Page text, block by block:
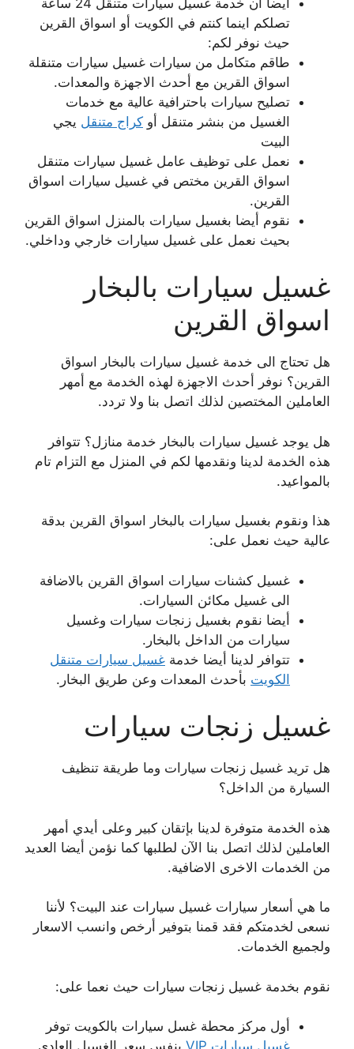
تصلكم اينما كنتم في الكويت أو اسواق القرين
حيث نوفر لكم:
طاقم متكامل من سيارات غسيل سيارات متنقلة
اسواق القرين مع أحدث الاجهزة والمعدات.
تصليح سيارات باحترافية عالية مع خدمات
الغسيل من بنشر متنقل أو كراج متنقل يجي
البيت
نعمل على توظيف عامل غسيل سيارات متنقل
اسواق القرين مختص في غسيل سيارات اسواق
القرين.
نقوم أيضا بغسيل سيارات بالمنزل اسواق القرين
بحيث نعمل على غسيل سيارات خارجي وداخلي.
غسيل سيارات بالبخار
اسواق القرين
هل تحتاج الى خدمة غسيل سيارات بالبخار اسواق
القرين؟ نوفر أحدث الاجهزة لهذه الخدمة مع أمهر
العاملين المختصين لذلك اتصل بنا ولا تردد.
هل يوجد غسيل سيارات بالبخار خدمة منازل؟ تتوافر
هذه الخدمة لدينا ونقدمها لكم في المنزل مع التزام تام
بالمواعيد.
هذا ونقوم بغسيل سيارات بالبخار اسواق القرين بدقة
عالية حيث نعمل على:
غسيل كشنات سيارات اسواق القرين بالاضافة
الى غسيل مكائن السيارات.
أيضا نقوم بغسيل زنجات سيارات وغسيل
سيارات من الداخل بالبخار.
تتوافر لدينا أيضا خدمة غسيل سيارات متنقل
الكويت بأحدث المعدات وعن طريق البخار.
غسيل زنجات سيارات
هل تريد غسيل زنجات سيارات وما طريقة تنظيف
السيارة من الداخل؟
هذه الخدمة متوفرة لدينا بإتقان كبير وعلى أيدي أمهر
العاملين لذلك اتصل بنا الآن لطلبها كما نؤمن أيضا العديد
من الخدمات الاخرى الاضافية.
ما هي أسعار سيارات غسيل سيارات عند البيت؟ لأننا
نسعى لخدمتكم فقد قمنا بتوفير أرخص وانسب الاسعار
ولجميع الخدمات.
نقوم بخدمة غسيل زنجات سيارات حيث نعما على:
أول مركز محطة غسل سيارات بالكويت توفر